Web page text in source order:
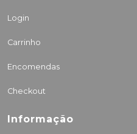
Login
Carrinho
Encomendas
Checkout
Informação